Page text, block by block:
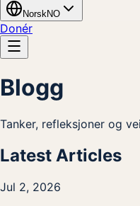
NorskNO
Donér
Blogg
Tanker, refleksjoner og
Latest Articles
Jul 2, 2026